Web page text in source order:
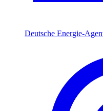
Deutsche Energie-